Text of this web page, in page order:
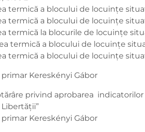
termică a blocului de locuinţe
termică a blocului de locuinţe
termică la blocurile de locuinţe
termică a blocului de locuinţe
termică a blocului de locuinţe
Kereskényi Gábor
privind aprobarea
Kereskényi Gábor